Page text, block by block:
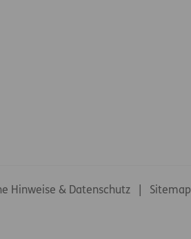
Hinweise & Datenschutz Sitemap